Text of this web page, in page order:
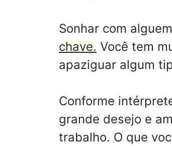
Sonhar com
chave. Você tem
apaziguar algum
Conforme
grande desejo e
trabalho. O que